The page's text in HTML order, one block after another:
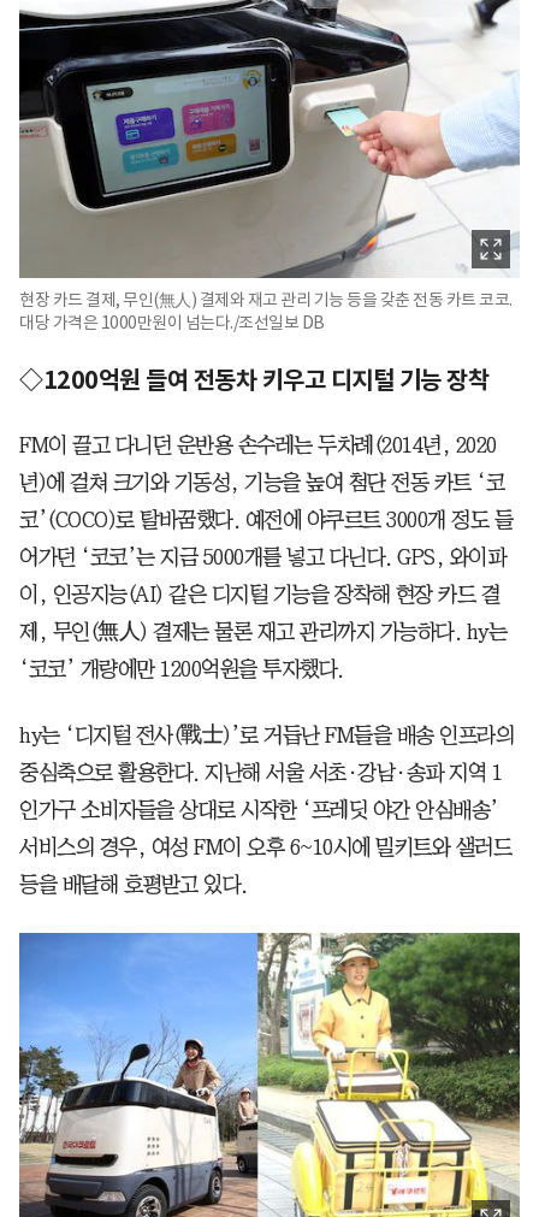
현장 카드 결제, 무인(無人) 결제와 재고 관리 기능 등을 갖춘 전동 카트 코코.
대당 가격은 1000만원이 넘는다./조선일보 DB
◇1200억원 들여 전동차 키우고 디지털 기능 장착
FM이 끌고 다니던 운반용 손수레는 두차례(2014년, 2020
년)에 걸쳐 크기와 기동성, 기능을 높여 첨단 전동 카트 ‘코
코’(COCO)로 탈바꿈했다. 예전에 야쿠르트 3000개 정도 들
어가던 ‘코코’는 지금 5000개를 넣고 다닌다. GPS, 와이파
이, 인공지능(AI) 같은 디지털 기능을 장착해 현장 카드 결
제, 무인(無人) 결제는 물론 재고 관리까지 가능하다. hy는
‘코코’ 개량에만 1200억원을 투자했다.
hy는 ‘디지털 전사(戰士)’로 거듭난 FM들을 배송 인프라의
중심축으로 활용한다. 지난해 서울 서초·강남·송파 지역 1
인가구 소비자들을 상대로 시작한 ‘프레딧 야간 안심배송’
서비스의 경우, 여성 FM이 오후 6~10시에 밀키트와 샐러드
등을 배달해 호평받고 있다.